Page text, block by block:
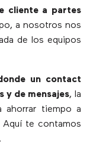
cliente a partes
a nosotros nos
de los equipos
un contact
y de mensajes, la
ahorrar tiempo a
Aquí te contamos